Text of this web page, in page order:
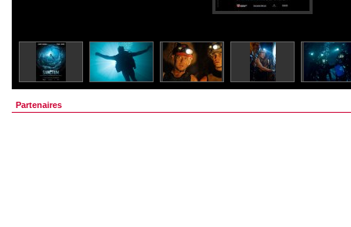
Partenaires